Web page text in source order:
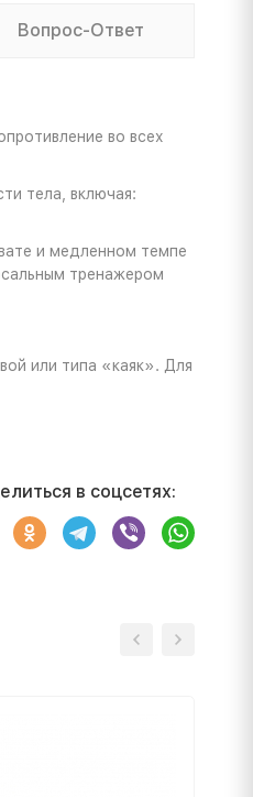
Вопрос-Ответ
во всех
тела, включая:
и медленном темпе
тренажером
или типа «каяк». Для
в соцсетях: